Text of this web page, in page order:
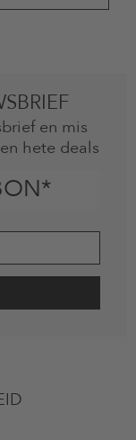
en mis
hete deals
de bepalingen